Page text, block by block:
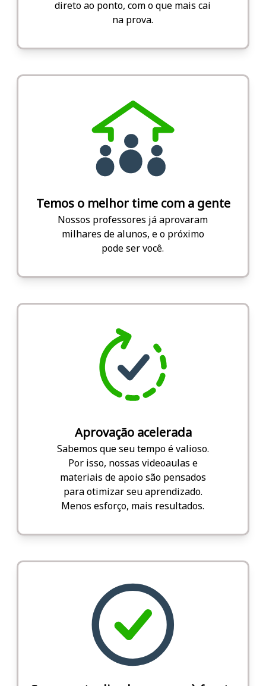
direto ao ponto, com o que mais cai
na prova.
Temos o melhor time com a gente
Nossos professores já aprovaram
milhares de alunos, e o próximo
pode ser você.
Aprovação acelerada
Sabemos que seu tempo é valioso.
Por isso, nossas videoaulas e
materiais de apoio são pensados
para otimizar seu aprendizado.
Menos esforço, mais resultados.